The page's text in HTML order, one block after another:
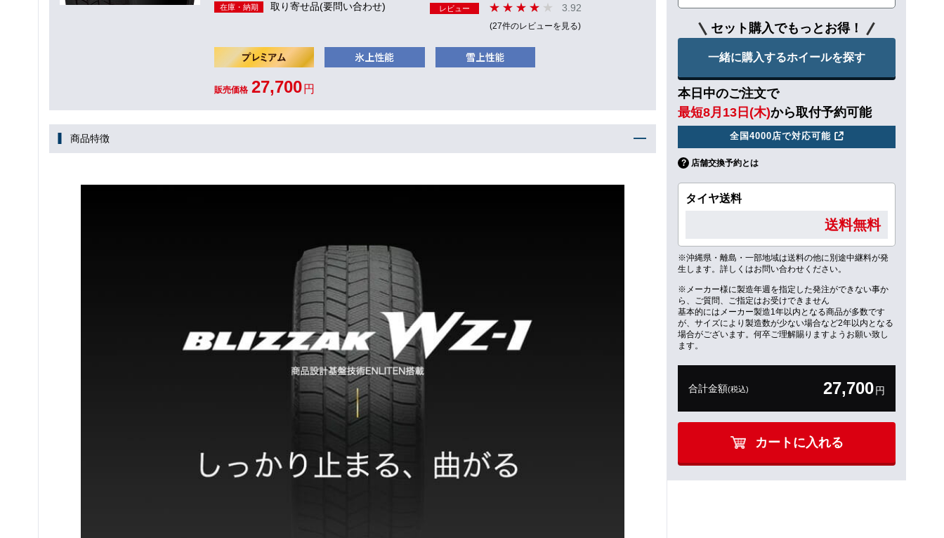
在庫・納期 取り寄せ品(要問い合わせ) レビュー 3.92
(27件のレビューを見る)
販売価格 27,700 円
商品特徴
セット購入でもっとお得！
一緒に購入するホイールを探す
本日中のご注文で
最短8月13日(木)から取付予約可能
全国4000店で対応可能
店舗交換予約とは
タイヤ送料
送料無料
※沖縄県・離島・一部地域は送料の他に別途中継料が発
生します。詳しくはお問い合わせください。
※メーカー様に製造年週を指定した発注ができない事か
ら、ご質問、ご指定はお受けできません
基本的にはメーカー製造1年以内となる商品が多数です
が、サイズにより製造数が少ない場合など2年以内となる
場合がございます。何卒ご理解賜りますようお願い致し
ます。
合計金額(税込) 27,700円
カートに入れる